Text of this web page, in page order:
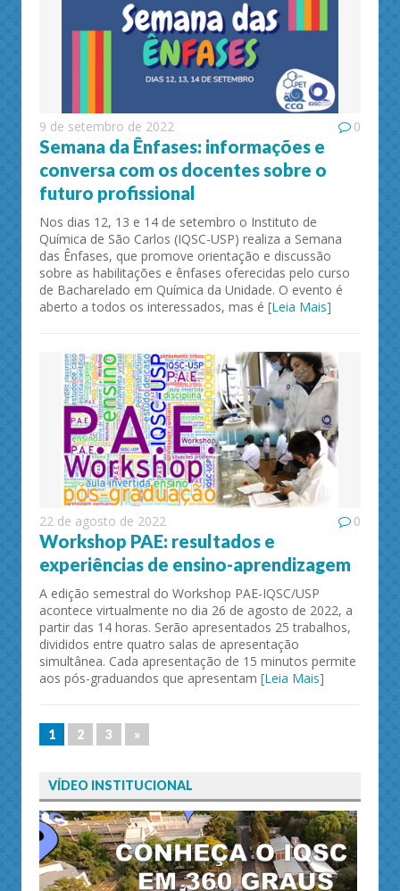
9 de setembro de 2022 0
Semana da Ênfases: informações e
conversa com os docentes sobre o
futuro profissional
Nos dias 12, 13 e 14 de setembro o Instituto de
Química de São Carlos (IQSC-USP) realiza a Semana
das Ênfases, que promove orientação e discussão
sobre as habilitações e ênfases oferecidas pelo curso
de Bacharelado em Química da Unidade. O evento é
aberto a todos os interessados, mas é [Leia Mais]
22 de agosto de 2022 0
Workshop PAE: resultados e
experiências de ensino-aprendizagem
A edição semestral do Workshop PAE-IQSC/USP
acontece virtualmente no dia 26 de agosto de 2022, a
partir das 14 horas. Serão apresentados 25 trabalhos,
divididos entre quatro salas de apresentação
simultânea. Cada apresentação de 15 minutos permite
aos pós-graduandos que apresentam [Leia Mais]
1 2 3 »
VÍDEO INSTITUCIONAL